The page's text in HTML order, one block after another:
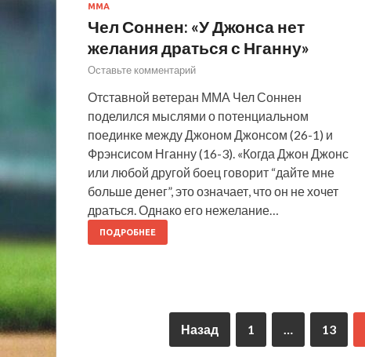
ММА
Чел Соннен: «У Джонса нет
желания драться с Нганну»
Оставьте комментарий
Отставной ветеран ММА Чел Соннен
поделился мыслями о потенциальном
поединке между Джоном Джонсом (26-1) и
Фрэнсисом Нганну (16-3). «Когда Джон Джонс
или любой другой боец говорит “дайте мне
больше денег”, это означает, что он не хочет
драться. Однако его нежелание…
ПОДРОБНЕЕ
Назад 1 … 13